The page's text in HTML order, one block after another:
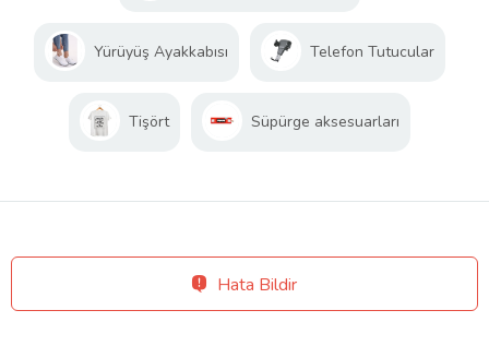
Yürüyüş Ayakkabısı Telefon Tutucular
Tişört Süpürge aksesuarları
Hata Bildir